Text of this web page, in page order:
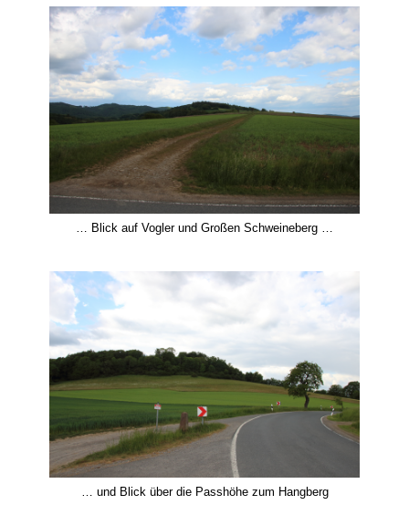
… Blick auf Vogler und Großen Schweineberg …
… und Blick über die Passhöhe zum Hangberg